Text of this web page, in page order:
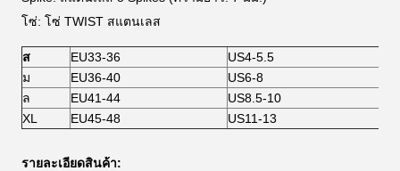
โซ่: โซ่ TWIST สแตนเลส
ส EU33-36
US4-5.5
ม
EU36-40
US6-8
ล
EU41-44
US8.5-10
XL
EU45-48 US11-13
รายละเอียดสินค้า: